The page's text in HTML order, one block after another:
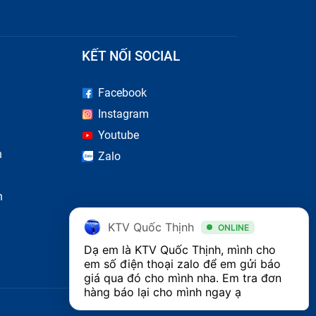
KẾT NỐI SOCIAL
Facebook
Instagram
Youtube
Zalo
KTV Quốc Thịnh ONLINE
Dạ em là KTV Quốc Thịnh, mình cho
em số điện thoại zalo để em gửi báo
giá qua đó cho mình nha. Em tra đơn
hàng báo lại cho mình ngay ạ